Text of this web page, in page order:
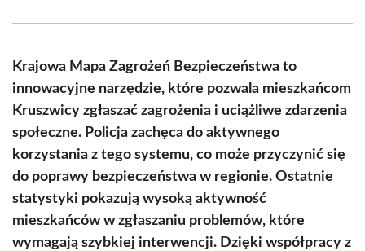
(Twitter)
Krajowa Mapa Zagrożeń Bezpieczeństwa to
innowacyjne narzędzie, które pozwala mieszkańcom
Kruszwicy zgłaszać zagrożenia i uciążliwe zdarzenia
społeczne. Policja zachęca do aktywnego
korzystania z tego systemu, co może przyczynić się
do poprawy bezpieczeństwa w regionie. Ostatnie
statystyki pokazują wysoką aktywność
mieszkańców w zgłaszaniu problemów, które
wymagają szybkiej interwencji. Dzięki współpracy z